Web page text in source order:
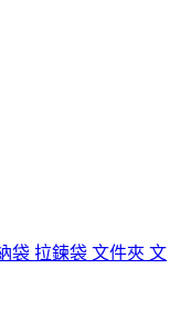
袋 拉鍊袋 文件夾 文